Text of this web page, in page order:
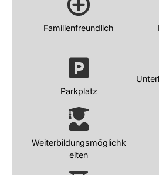
Familienfreundlich
Parkplatz
Weiterbildungsmöglichk
eiten